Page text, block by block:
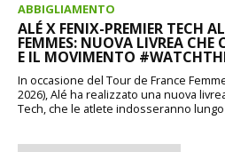
ABBIGLIAMENTO
ALÉ X FENIX-PREMIER TECH
FEMMES: NUOVA LIVREA CHE
E IL MOVIMENTO
In occasione del Tour de France
2026), Alé ha realizzato una nuova
Tech, che le atlete indosseranno